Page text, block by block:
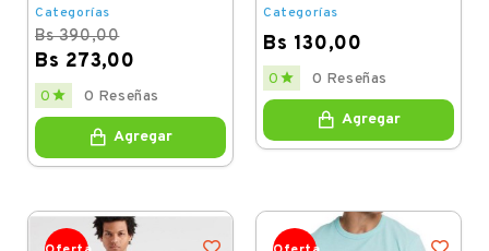
Categorías
Bs 390,00
Bs 273,00
Regular
price
Price
0  0 Reseñas
Agregar
Categorías
Bs 130,00
Price
0  0 Reseñas
Agregar